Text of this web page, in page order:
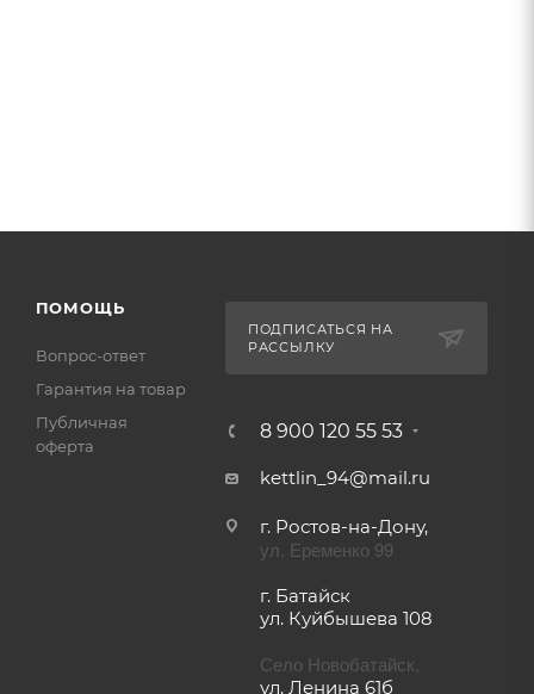
ПОМОЩЬ
Вопрос-ответ
Гарантия на товар
Публичная
оферта
ПОДПИСАТЬСЯ НА
РАССЫЛКУ
8 900 120 55 53
kettlin_94@mail.ru
г. Ростов-на-Дону,
ул. Еременко 99
г. Батайск
ул. Куйбышева 108
Село Новобатайск,
ул. Ленина 61б